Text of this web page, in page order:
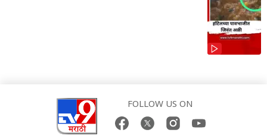
FOLLOW US ON